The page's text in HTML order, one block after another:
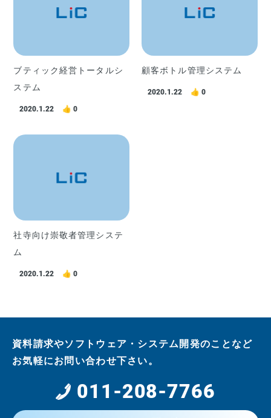
ブティック経営トータルシ
ステム
2020.1.22 0
顧客ボトル管理システム
2020.1.22 0
社寺向け崇敬者管理システ
ム
2020.1.22 0
資料請求やソフトウェア・システム開発のことなど
お気軽にお問い合わせ下さい。
011-208-7766